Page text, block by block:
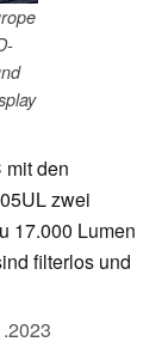
mit den
zwei
17.000 Lumen
filterlos und